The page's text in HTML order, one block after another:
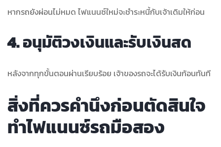
หากรถยังผ่อนไม่หมด ไฟแนนซ์ใหม่จะชำระหนี้กับเจ้าเดิมให้ก่อน
4.อนุมัติวงเงินและรับเงินสด
หลังจากทุกขั้นตอนผ่านเรียบร้อย เจ้าของรถจะได้รับเงินก้อนทันที
สิ่งที่ควรคำนึงก่อนตัดสินใจ
ทำไฟแนนซ์รถมือสอง